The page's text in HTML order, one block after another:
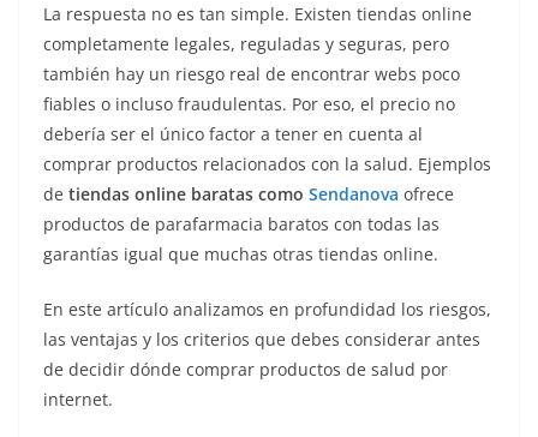
La respuesta no es tan simple. Existen tiendas online
completamente legales, reguladas y seguras, pero
también hay un riesgo real de encontrar webs poco
fiables o incluso fraudulentas. Por eso, el precio no
debería ser el único factor a tener en cuenta al
comprar productos relacionados con la salud. Ejemplos
de tiendas online baratas como Sendanova ofrece
productos de parafarmacia baratos con todas las
garantías igual que muchas otras tiendas online.
En este artículo analizamos en profundidad los riesgos,
las ventajas y los criterios que debes considerar antes
de decidir dónde comprar productos de salud por
internet.